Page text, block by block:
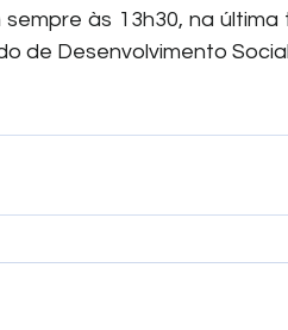
às 13h30, na
de Desenvolvimento